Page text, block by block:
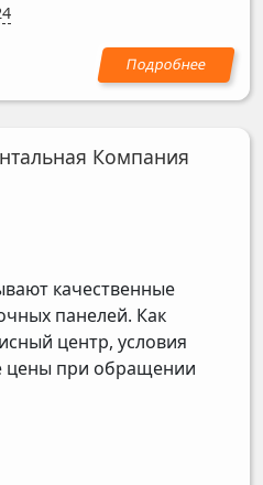
Компания
качественные
панелей. Как
центр, условия
цены при обращении